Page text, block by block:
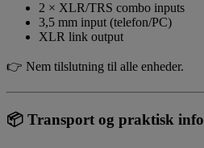
2 × XLR/TRS combo inputs
3,5 mm input (telefon/PC)
XLR link output
👉 Nem tilslutning til alle enheder.
📦 Transport og praktisk info